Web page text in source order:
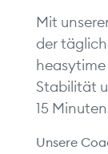
Mit
der
Stabilität
15
Unsere